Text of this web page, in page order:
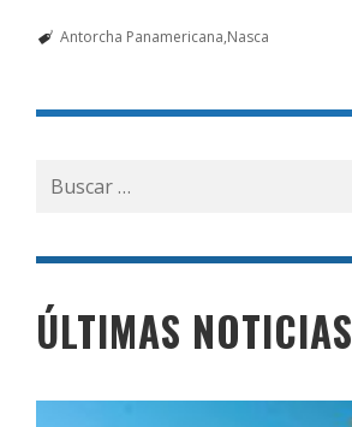
Antorcha Panamericana Nasca
Buscar
por:
ÚLTIMAS NOTICIAS